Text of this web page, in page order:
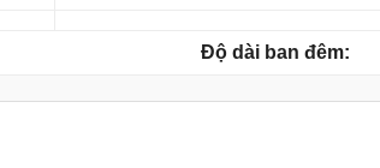
Độ dài ban đêm: